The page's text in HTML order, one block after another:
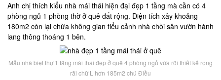
Anh chị thích kiểu nhà mái thái hiện đại đẹp 1 tầng mà cần có 4
phòng ngủ 1 phòng thờ ở quê đất rộng. Diện tích xây khoảng
180m2 còn lại chừa không gian tiểu cảnh nhà chòi sân vườn hành
lang thông thoáng 1 bên.
Mẫu nhà biệt thự 1 tầng mái thái đẹp ở quê 4 phòng ngủ vừa rồi thiết kế rộng
rãi chữ L hơn 185m2 chú Điều